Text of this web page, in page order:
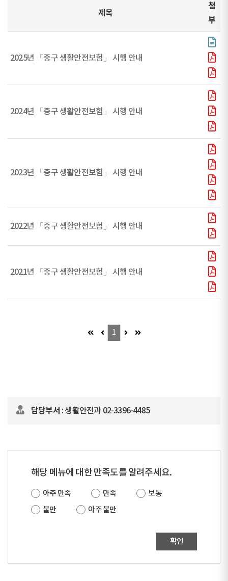
제목
첨
부
2025년 「중구 생활안전보험」 시행 안내
2024년 「중구 생활안전보험」 시행 안내
2023년 「중구 생활안전보험」 시행 안내
2022년 「중구 생활안전보험」 시행 안내
2021년 「중구 생활안전보험」 시행 안내
첫 페이지 (이동불가)
이전 페이지 (이동불가)
1 다음 페이지 (이동불가)
마지막 페이지 (이동불가)
담당부서 : 생활안전과 02-3396-4485
해당 메뉴에 대한 만족도를 알려주세요.
아주 만족 만족
보통
불만
아주 불만
확인